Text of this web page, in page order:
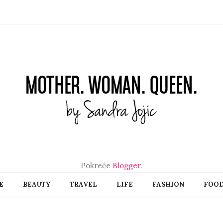
Pokreće Blogger.
BEAUTY TRAVEL LIFE FASHION